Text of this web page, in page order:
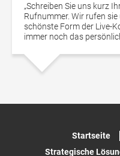
„Schreiben Sie uns kurz
Rufnummer. Wir rufen
schönste Form der Live-
immer noch das
Startseite
Strategische